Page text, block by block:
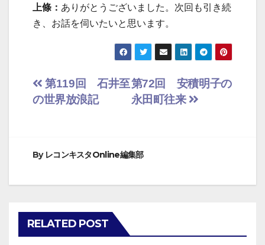
上條： ありがとうございました。次回も引き続
き、お話を伺いたいと思います。
投
稿
ビ
ゲ
ー
シ
第72回 安積明子の
永田町往来
第119回 石井至
の世界放浪記
By レコンキスタOnline編集部
RELATED POST